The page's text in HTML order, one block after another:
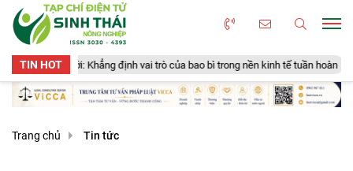
TIN HOT
Khẳng định vai trò của bao bì trong nền kinh tế tuần hoàn New
Trang chủ Tin tức